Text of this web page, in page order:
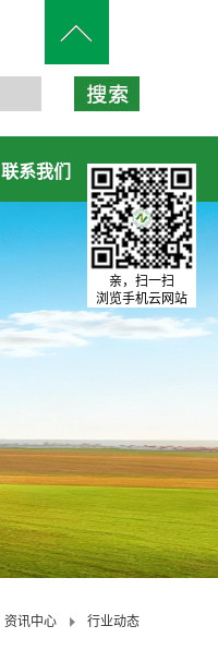
联系我们
资讯中心 行业动态
亲，扫一扫
浏览手机云网站